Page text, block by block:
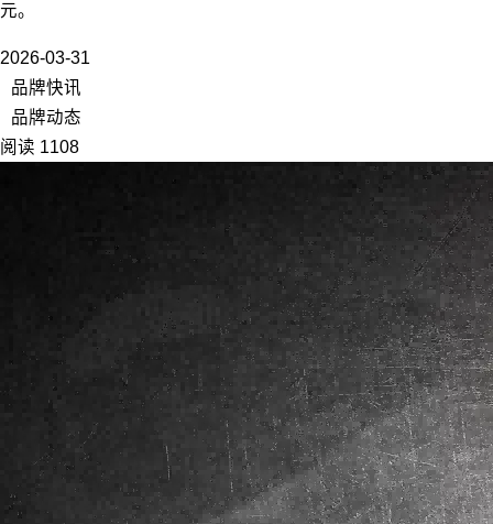
元。
2026-03-31
品牌快讯
品牌动态
阅读 1108